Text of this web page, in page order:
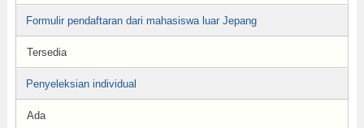
Formulir pendaftaran dari mahasiswa luar Jepang
Tersedia
Penyeleksian individual
Ada